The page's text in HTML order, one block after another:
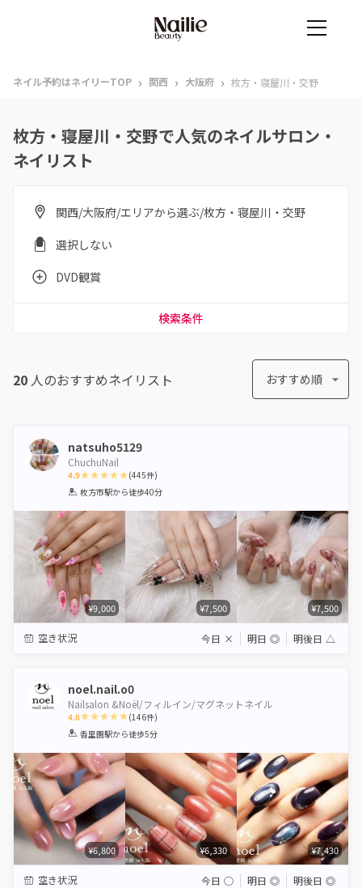
ネイル予約はネイリーTOP › 関西 › 大阪府 › 枚方・寝屋川・交野
枚方・寝屋川・交野で人気のネイルサロン・
ネイリスト
関西/大阪府/エリアから選ぶ/枚方・寝屋川・交野
選択しない
DVD観賞
検索条件
20 人のおすすめネイリスト おすすめ順
natsuho5129
ChuchuNail
4.9
1 2 3 4 5
(445件)
枚方市駅から徒歩40分
¥9,000 ¥7,500 ¥7,500
空き状況 今日 × 明日 ◎ 明後日 △
noel.nail.o0
Nailsalon &Noël/フィルイン/マグネットネイル
4.8
1 2 3 4 5
(146件)
香里園駅から徒歩5分
¥6,800 ¥6,330 ¥7,430
空き状況 今日 ◯ 明日 ◎ 明後日 ◎